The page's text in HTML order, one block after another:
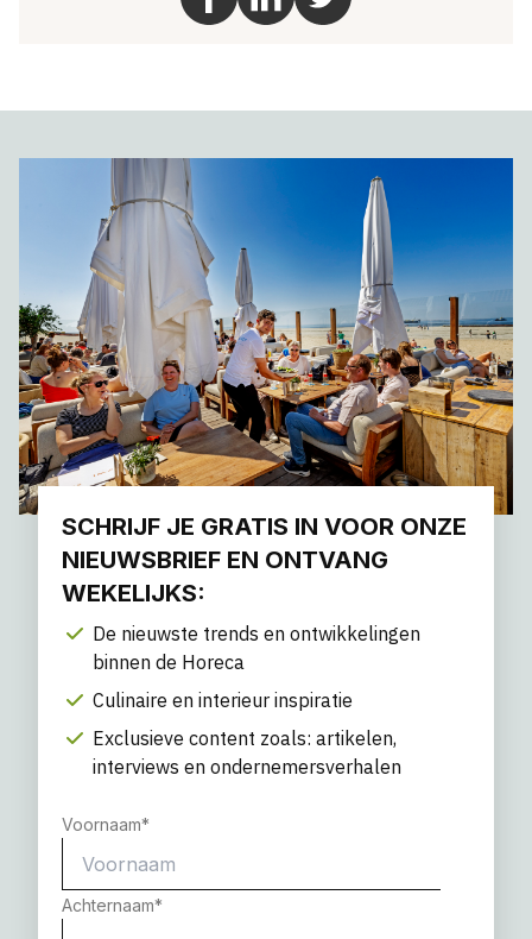
SCHRIJF JE GRATIS IN VOOR ONZE
NIEUWSBRIEF EN ONTVANG
WEKELIJKS:
De nieuwste trends en ontwikkelingen
binnen de Horeca
Culinaire en interieur inspiratie
Exclusieve content zoals: artikelen,
interviews en ondernemersverhalen
Voornaam*
Achternaam*